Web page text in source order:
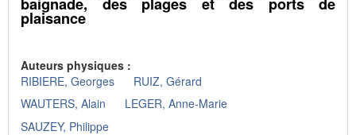
plaisance
Auteurs physiques :
RIBIERE, Georges
RUIZ, Gérard
WAUTERS, Alain
LEGER, Anne-Marie
SAUZEY, Philippe